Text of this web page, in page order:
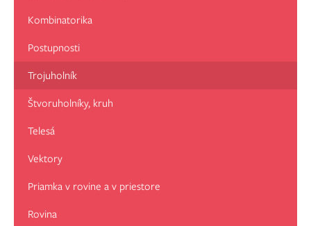
Kombinatorika
Postupnosti
Trojuholník
Štvoruholníky, kruh
Telesá
Vektory
Priamka v rovine a v priestore
Rovina